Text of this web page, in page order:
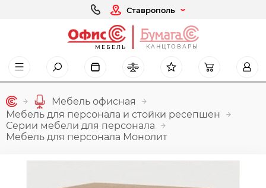
Ставрополь
МЕБЕЛЬ КАНЦТОВАРЫ
Мебель офисная
Мебель для персонала и стойки ресепшен
Серии мебели для персонала
Мебель для персонала Монолит